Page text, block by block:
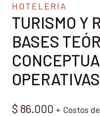
HOTELERÍA
TURISMO Y
BASES
OPERATIVAS
$ 86.000 + Costos